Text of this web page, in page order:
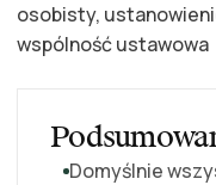
osobisty,
wspólność ustawowa
Domyślnie